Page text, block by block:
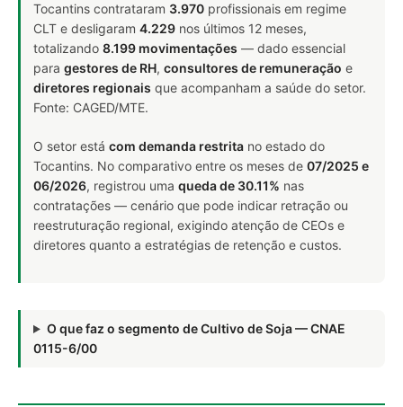
Tocantins contrataram 3.970 profissionais em regime
CLT e desligaram 4.229 nos últimos 12 meses,
totalizando 8.199 movimentações — dado essencial
para gestores de RH, consultores de remuneração e
diretores regionais que acompanham a saúde do setor.
Fonte: CAGED/MTE.
O setor está com demanda restrita no estado do
Tocantins. No comparativo entre os meses de 07/2025 e
06/2026, registrou uma queda de 30.11% nas
contratações — cenário que pode indicar retração ou
reestruturação regional, exigindo atenção de CEOs e
diretores quanto a estratégias de retenção e custos.
O que faz o segmento de Cultivo de Soja — CNAE
0115-6/00